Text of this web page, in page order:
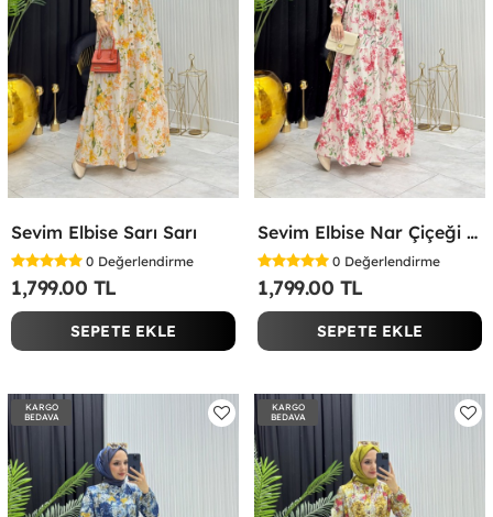
Sevim Elbise Sarı Sarı
0 Değerlendirme
1,799.00 TL
SEPETE EKLE
Sevim Elbise Nar Çiçeği Nar Çiçeği
0 Değerlendirme
1,799.00 TL
SEPETE EKLE
KARGO
BEDAVA
KARGO
BEDAVA